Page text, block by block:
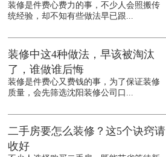
装修是件费心费力的事，不少人会照搬传
统经验，却不知有些做法早已跟...
装修中这4种做法，早该被淘汰
了，谁做谁后悔
装修是件费心又费钱的事，为了保证装修
质量，会先筛选沈阳装修公司口...
二手房要怎么装修？这5个诀窍请
收好